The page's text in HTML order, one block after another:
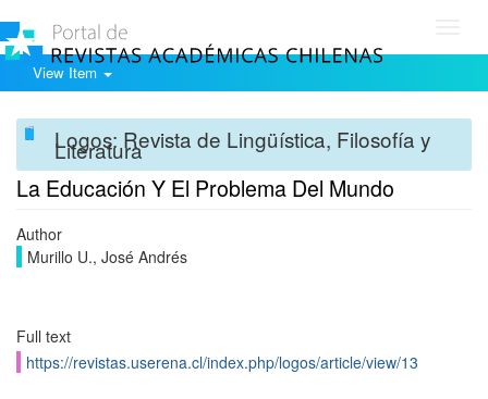
View Item
Logos: Revista de Lingüística, Filosofía y
Literatura
La Educación Y El Problema Del Mundo
Author
Murillo U., José Andrés
Full text
https://revistas.userena.cl/index.php/logos/article/view/13